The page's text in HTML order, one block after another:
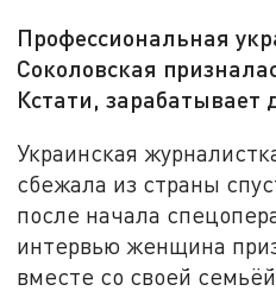
Профессиональная
Соколовская
Кстати, зарабатывает
Украинская
сбежала из страны
после начала
интервью женщина
вместе со своей